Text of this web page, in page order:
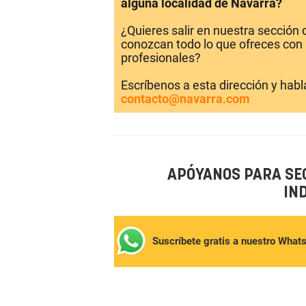
alguna localidad de Navarra?
¿Quieres salir en nuestra sección
conozcan todo lo que ofreces
profesionales?
Escríbenos a esta dirección y
contacto@navarra.com
APÓYANOS PARA
Suscríbete gratis a nuestro